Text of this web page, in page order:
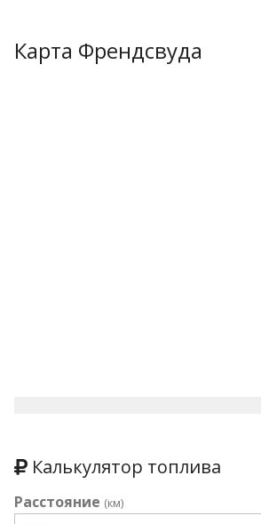
Карта Френдсвуда
Калькулятор топлива
Расстояние (км)